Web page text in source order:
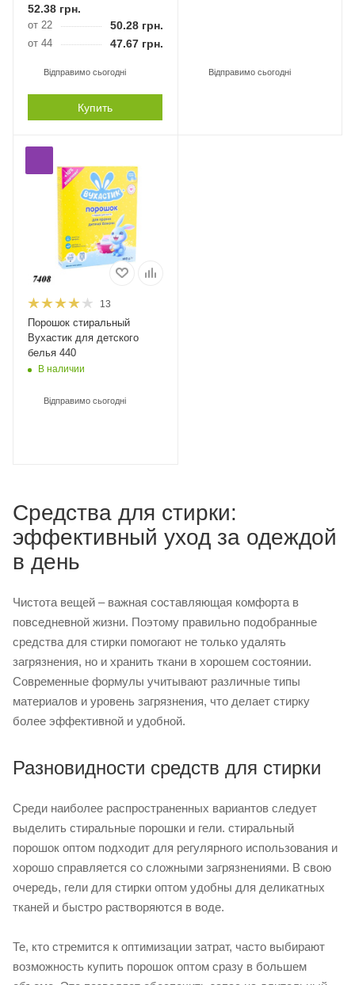
52.38 грн.
от 22 50.28 грн.
от 44 47.67 грн.
Відправимо сьогодні
Купить
Відправимо сьогодні
13
Порошок стиральный
Вухастик для детского
белья 440
В наличии
Відправимо сьогодні
Средства для стирки:
эффективный уход за одеждой
в день
Чистота вещей – важная составляющая комфорта в
повседневной жизни. Поэтому правильно подобранные
средства для стирки помогают не только удалять
загрязнения, но и хранить ткани в хорошем состоянии.
Современные формулы учитывают различные типы
материалов и уровень загрязнения, что делает стирку
более эффективной и удобной.
Разновидности средств для стирки
Среди наиболее распространенных вариантов следует
выделить стиральные порошки и гели. стиральный
порошок оптом подходит для регулярного использования и
хорошо справляется со сложными загрязнениями. В свою
очередь, гели для стирки оптом удобны для деликатных
тканей и быстро растворяются в воде.
Те, кто стремится к оптимизации затрат, часто выбирают
возможность купить порошок оптом сразу в большем